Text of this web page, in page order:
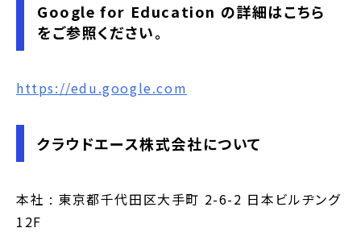
Google for Education の詳細はこちら
をご参照ください。
https://edu.google.com
クラウドエース株式会社について
本社 : 東京都千代田区大手町 2-6-2 日本ビルヂング
12F